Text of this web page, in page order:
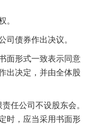
。
债券作出决议。
形式一致表示同意
出决定，并由全体股
公司不设股东会。
时，应当采用书面形